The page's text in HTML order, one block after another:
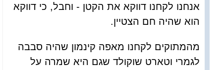
אנחנו לקחנו דווקא את הקטן - וחבל, כי דווקא
הוא שהיה חם הצטיין.
מהמתוקים לקחנו מאפה קינמון שהיה סבבה
לגמרי וטארט שוקולד שגם היא שמרה על